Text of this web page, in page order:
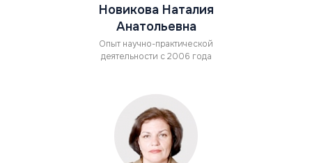
Новикова Наталия
Анатольевна
Опыт научно-практической
деятельности с 2006 года